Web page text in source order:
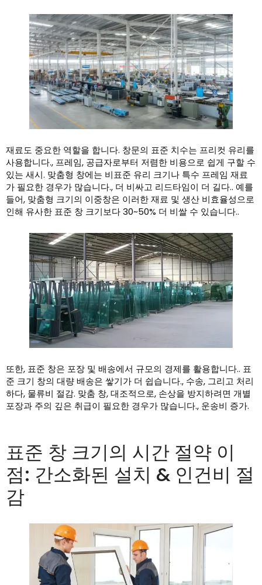
재료도 중요한 역할을 합니다. 창문의 표준 치수는 프리컷 유리를
사용합니다., 프레임, 공급자로부터 저렴한 비용으로 쉽게 구할 수
있는 새시. 맞춤형 창에는 비표준 유리 크기나 특수 프레임 재료
가 필요한 경우가 많습니다., 더 비싸고 리드타임이 더 길다.. 예를
들어, 맞춤형 크기의 이중창은 이러한 재료 및 생산 비효율성으로
인해 유사한 표준 창 크기보다 30~50% 더 비쌀 수 있습니다..
또한, 표준 창은 포장 및 배송에서 규모의 경제를 활용합니다.. 표
준 크기 창의 대량 배송은 쌓기가 더 쉽습니다., 수송, 그리고 처리
하다, 물류비 절감. 맞춤 창, 대조적으로, 손상을 방지하려면 개별
포장과 주의 깊은 취급이 필요한 경우가 많습니다., 운송비 증가.
표준 창 크기의 시간 절약 이
점: 간소화된 설치 & 인건비 절
감